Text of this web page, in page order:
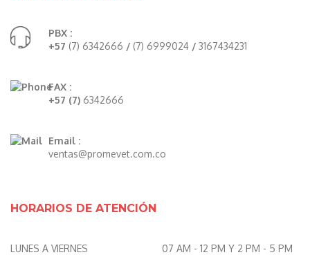
PBX :
+57 (7) 6342666 / (7) 6999024 / 3167434231
FAX :
+57 (7) 6342666
Email :
ventas@promevet.com.co
HORARIOS DE ATENCIÓN
LUNES A VIERNES 07 AM - 12 PM Y 2 PM - 5 PM